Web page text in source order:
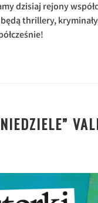
dzisiaj rejony
thrillery,